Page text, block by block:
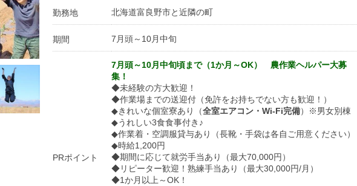
勤務地 北海道富良野市と近隣の町
期間 7月頭～10月中旬
PRポイント
7月頭～10月中旬頃まで（1か月～OK） 農作業ヘルパー大募
集！
◆未経験の方大歓迎！
◆作業場までの送迎付（免許をお持ちでない方も歓迎！）
◆きれいな個室寮あり（全室エアコン・Wi-Fi完備）※男女別棟
◆うれしい3食食事付き♪
◆作業着・空調服貸与あり（長靴・手袋は各自ご用意ください）
◆時給1,200円
◆期間に応じて就労手当あり（最大70,000円）
◆リピーター歓迎！熟練手当あり（最大30,000円/月）
◆1か月以上～OK！